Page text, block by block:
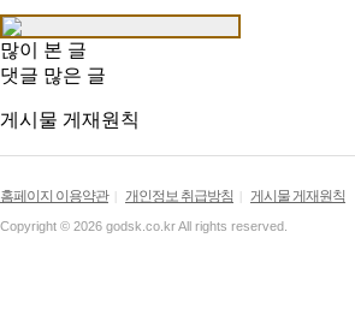
많이 본 글
댓글 많은 글
게시물 게재원칙
홈페이지 이용약관| 개인정보 취급방침 | 게시물 게재원칙
Copyright © 2026 godsk.co.kr All rights reserved.